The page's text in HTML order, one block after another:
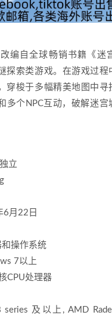
改编自全球畅销书籍《迷
探索类游戏。在游戏过程
穿梭于多幅精美地图中寻
多个NPC互动，破解迷宫
立
6月22日
操作系统
7以上
CPU处理器
series 及以上, AMD